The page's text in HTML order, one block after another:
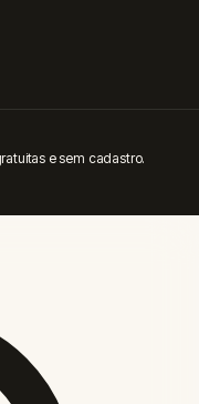
e sem cadastro.